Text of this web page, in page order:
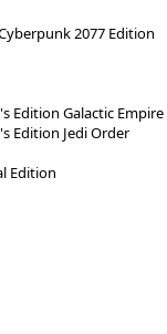
2077 Edition
Edition Galactic Empire
Edition Jedi Order
Edition